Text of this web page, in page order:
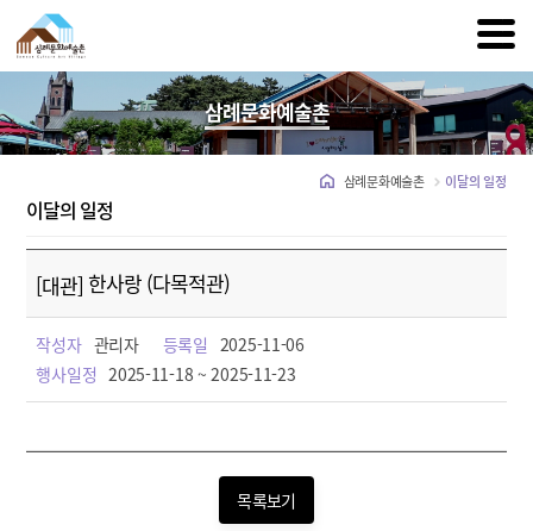
삼례문화예술촌
삼례문화예술촌 이달의 일정
이달의 일정
[대관] 한사랑 (다목적관)
작성자 관리자 등록일 2025-11-06
행사일정 2025-11-18 ~ 2025-11-23
목록보기